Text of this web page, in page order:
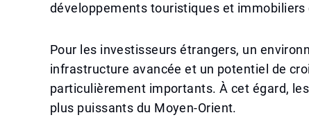
développements touristiques et immobiliers
Pour les investisseurs étrangers, un
infrastructure avancée et un potentiel de
particulièrement importants. À cet égard,
plus puissants du Moyen-Orient.